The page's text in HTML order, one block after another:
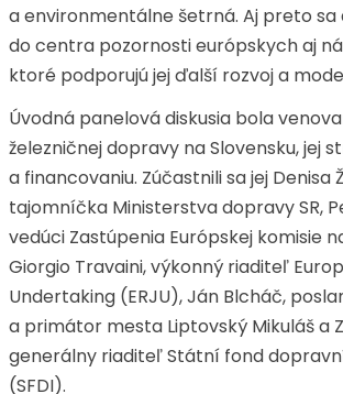
a environmentálne šetrná. Aj preto sa
do centra pozornosti európskych aj
ktoré podporujú jej ďalší rozvoj a
Úvodná panelová diskusia bola
železničnej dopravy na Slovensku, jej
a financovaniu. Zúčastnili sa jej Denisa
tajomníčka Ministerstva dopravy SR,
vedúci Zastúpenia Európskej komisie
Giorgio Travaini, výkonný riaditeľ
Undertaking (ERJU), Ján Blcháč,
a primátor mesta Liptovský Mikuláš a
generálny riaditeľ Státní fond
(SFDI).